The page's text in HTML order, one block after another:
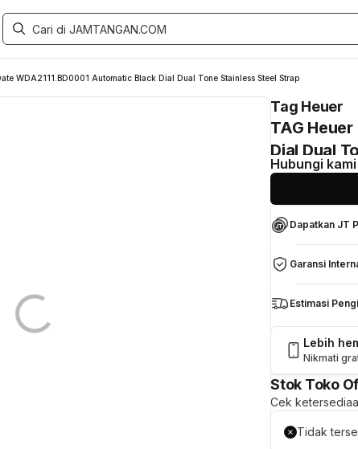
WDA2111.BD0001 Automatic Black Dial Dual Tone Stainless Steel Strap
Tag Heuer
TAG
Dial Dual
Hubungi
Dapatkan JT
Garansi
Estimasi
Lebih
Nikmati
Stok Toko
Cek
Tidak